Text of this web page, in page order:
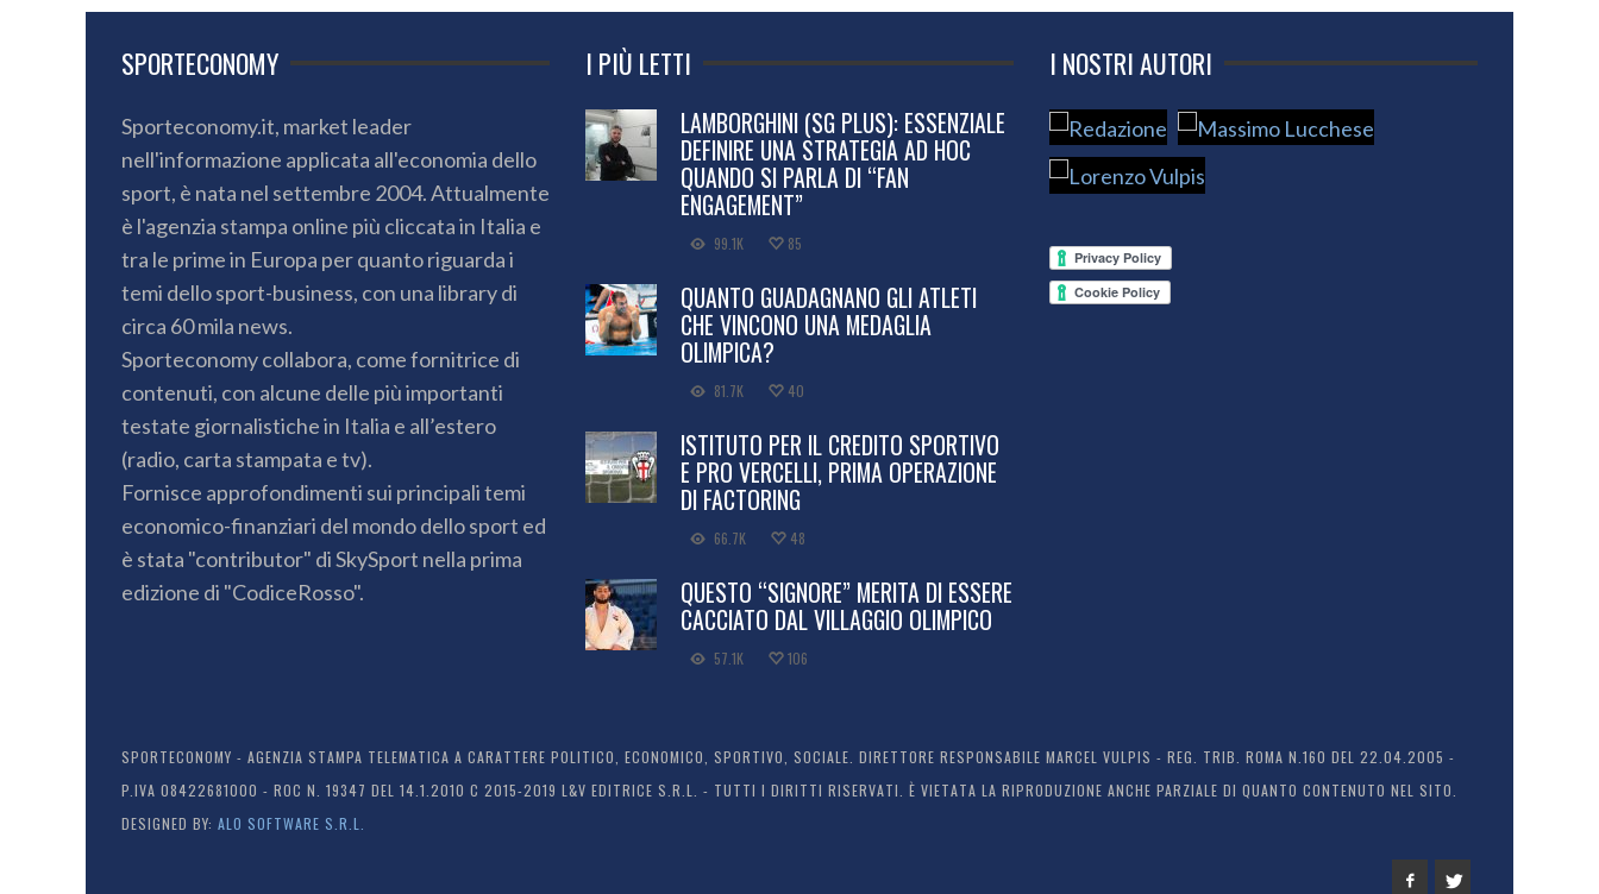
SPORTECONOMY
Sporteconomy.it, market leader
nell'informazione applicata all'economia dello
sport, è nata nel settembre 2004. Attualmente
è l'agenzia stampa online più cliccata in Italia e
tra le prime in Europa per quanto riguarda i
temi dello sport-business, con una library di
circa 60 mila news.
Sporteconomy collabora, come fornitrice di
contenuti, con alcune delle più importanti
testate giornalistiche in Italia e all’estero
(radio, carta stampata e tv).
Fornisce approfondimenti sui principali temi
economico-finanziari del mondo dello sport ed
è stata "contributor" di SkySport nella prima
edizione di "CodiceRosso".
I PIÙ LETTI
LAMBORGHINI (SG PLUS): ESSENZIALE
DEFINIRE UNA STRATEGIA AD HOC
QUANDO SI PARLA DI “FAN
ENGAGEMENT”
99.1K 85
QUANTO GUADAGNANO GLI ATLETI
CHE VINCONO UNA MEDAGLIA
OLIMPICA?
81.7K 40
ISTITUTO PER IL CREDITO SPORTIVO
E PRO VERCELLI, PRIMA OPERAZIONE
DI FACTORING
66.7K 48
QUESTO “SIGNORE” MERITA DI ESSERE
CACCIATO DAL VILLAGGIO OLIMPICO
57.1K 106
I NOSTRI AUTORI
SPORTECONOMY - AGENZIA STAMPA TELEMATICA A CARATTERE POLITICO, ECONOMICO, SPORTIVO, SOCIALE. DIRETTORE RESPONSABILE MARCEL VULPIS - REG. TRIB. ROMA N.160 DEL 22.04.2005 -
P.IVA 08422681000 - ROC N. 19347 DEL 14.1.2010 C 2015-2019 L&V EDITRICE S.R.L. - TUTTI I DIRITTI RISERVATI. È VIETATA LA RIPRODUZIONE ANCHE PARZIALE DI QUANTO CONTENUTO NEL SITO.
DESIGNED BY: ALO SOFTWARE S.R.L.